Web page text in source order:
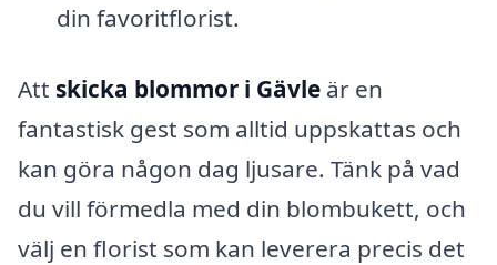
din favoritflorist.
Att skicka blommor i Gävle är en
fantastisk gest som alltid uppskattas och
kan göra någon dag ljusare. Tänk på vad
du vill förmedla med din blombukett, och
välj en florist som kan leverera precis det